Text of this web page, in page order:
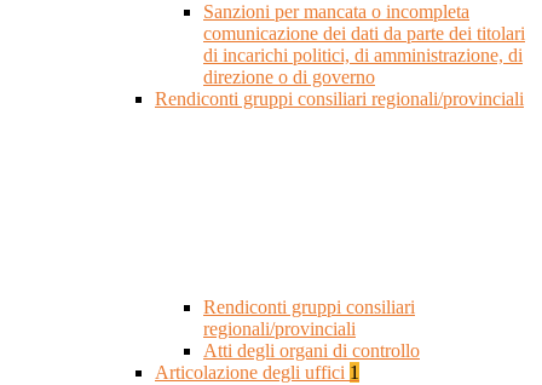
Sanzioni per mancata o incompleta
comunicazione dei dati da parte dei titolari
di incarichi politici, di amministrazione, di
direzione o di governo
Rendiconti gruppi consiliari regionali/provinciali
Rendiconti gruppi consiliari
regionali/provinciali
Atti degli organi di controllo
Articolazione degli uffici 1